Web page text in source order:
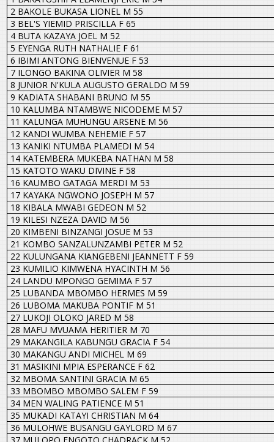
2 BAKOLE BUKASA LIONEL M 55
3 BEL'S YIEMID PRISCILLA F 65
4 BUTA KAZAYA JOEL M 52
5 EYENGA RUTH NATHALIE F 61
6 IBIMI ANTONG BIENVENUE F 53
7 ILONGO BAKINA OLIVIER M 58
8 JUNIOR N'KULA AUGUSTO GERALDO M 59
9 KADIATA SHABANI BRUNO M 55
10 KALUMBA NTAMBWE NICODEME M 57
11 KALUNGA MUHUNGU ARSENE M 56
12 KANDI WUMBA NEHEMIE F 57
13 KANIKI NTUMBA PLAMEDI M 54
14 KATEMBERA MUKEBA NATHAN M 58
15 KATOTO WAKU DIVINE F 58
16 KAUMBO GATAGA MERDI M 53
17 KAYAKA NGWONO JOSEPH M 57
18 KIBALA MWABI GEDEON M 52
19 KILESI NZEZA DAVID M 56
20 KIMBENI BINZANGI JOSUE M 53
21 KOMBO SANZALUNZAMBI PETER M 52
22 KULUNGANA KIANGEBENI JEANNETT F 59
23 KUMILIO KIMWENA HYACINTH M 56
24 LANDU MPONGO GEMIMA F 57
25 LUBANDA MBOMBO HERMES M 59
26 LUBOMA MAKUBA PONTIF M 51
27 LUKOJI OLOKO JARED M 58
28 MAFU MVUAMA HERITIER M 70
29 MAKANGILA KABUNGU GRACIA F 54
30 MAKANGU ANDI MICHEL M 69
31 MASIKINI MPIA ESPERANCE F 62
32 MBOMA SANTINI GRACIA M 65
33 MBOMBO MBOMBO SALEM F 59
34 MEN WALING PATIENCE M 51
35 MUKADI KATAYI CHRISTIAN M 64
36 MULOHWE BUSANGU GAYLORD M 67